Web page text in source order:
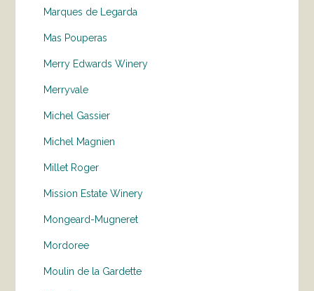
Marques de Legarda
Mas Pouperas
Merry Edwards Winery
Merryvale
Michel Gassier
Michel Magnien
Millet Roger
Mission Estate Winery
Mongeard-Mugneret
Mordoree
Moulin de la Gardette